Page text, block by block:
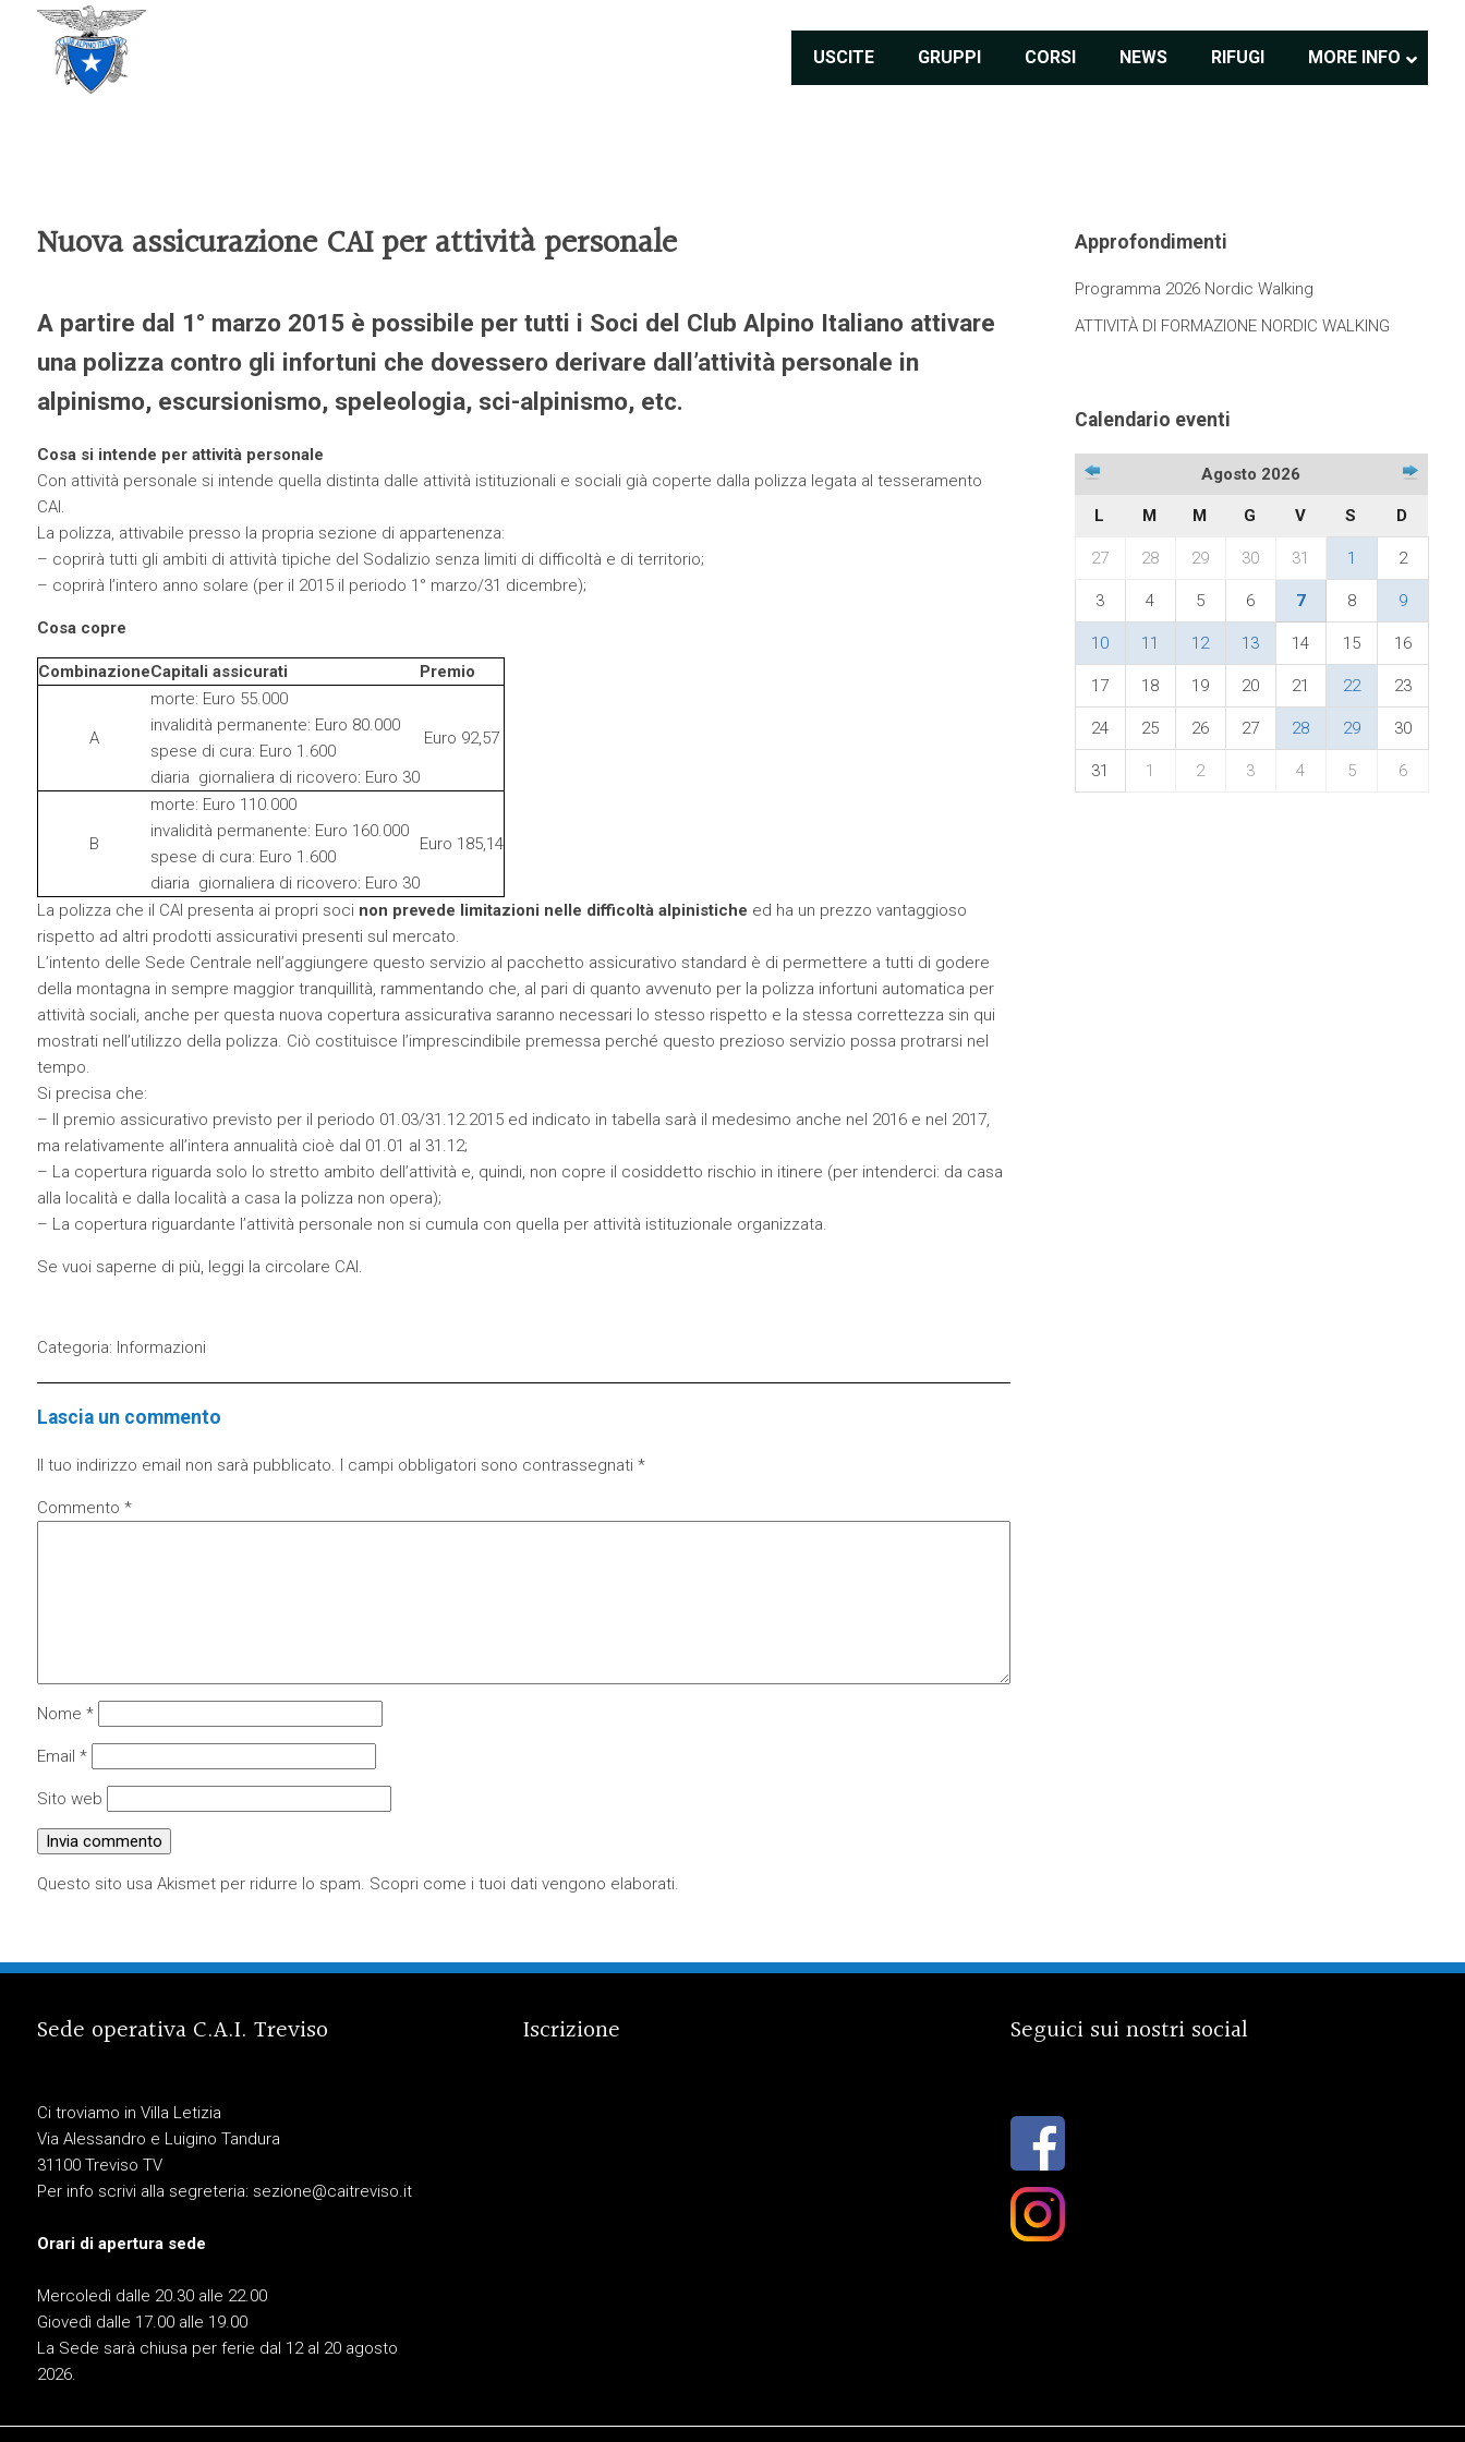
USCITE GRUPPI CORSI NEWS RIFUGI MORE INFO
Nuova assicurazione CAI per attività personale
A partire dal 1° marzo 2015 è possibile per tutti i Soci del Club Alpino Italiano attivare
una polizza contro gli infortuni che dovessero derivare dall’attività personale in
alpinismo, escursionismo, speleologia, sci-alpinismo, etc.
Cosa si intende per attività personale
Con attività personale si intende quella distinta dalle attività istituzionali e sociali già coperte dalla polizza legata al tesseramento
CAI.
La polizza, attivabile presso la propria sezione di appartenenza:
– coprirà tutti gli ambiti di attività tipiche del Sodalizio senza limiti di difficoltà e di territorio;
– coprirà l’intero anno solare (per il 2015 il periodo 1° marzo/31 dicembre);
Cosa copre
CombinazioneCapitali assicurati Premio
A
morte: Euro 55.000
invalidità permanente: Euro 80.000
spese di cura: Euro 1.600
diaria giornaliera di ricovero: Euro 30
Euro 92,57
B
morte: Euro 110.000
invalidità permanente: Euro 160.000
spese di cura: Euro 1.600
diaria giornaliera di ricovero: Euro 30
Euro 185,14
La polizza che il CAI presenta ai propri soci non prevede limitazioni nelle difficoltà alpinistiche ed ha un prezzo vantaggioso
rispetto ad altri prodotti assicurativi presenti sul mercato.
L’intento delle Sede Centrale nell’aggiungere questo servizio al pacchetto assicurativo standard è di permettere a tutti di godere
della montagna in sempre maggior tranquillità, rammentando che, al pari di quanto avvenuto per la polizza infortuni automatica per
attività sociali, anche per questa nuova copertura assicurativa saranno necessari lo stesso rispetto e la stessa correttezza sin qui
mostrati nell’utilizzo della polizza. Ciò costituisce l’imprescindibile premessa perché questo prezioso servizio possa protrarsi nel
tempo.
Si precisa che:
– Il premio assicurativo previsto per il periodo 01.03/31.12.2015 ed indicato in tabella sarà il medesimo anche nel 2016 e nel 2017,
ma relativamente all’intera annualità cioè dal 01.01 al 31.12;
– La copertura riguarda solo lo stretto ambito dell’attività e, quindi, non copre il cosiddetto rischio in itinere (per intenderci: da casa
alla località e dalla località a casa la polizza non opera);
– La copertura riguardante l’attività personale non si cumula con quella per attività istituzionale organizzata.
Se vuoi saperne di più, leggi la circolare CAI.
Categoria: Informazioni
Lascia un commento
Il tuo indirizzo email non sarà pubblicato. I campi obbligatori sono contrassegnati *
Commento *
Nome *
Email *
Sito web
Questo sito usa Akismet per ridurre lo spam. Scopri come i tuoi dati vengono elaborati.
Approfondimenti
Programma 2026 Nordic Walking
ATTIVITÀ DI FORMAZIONE NORDIC WALKING
Calendario eventi
Agosto 2026
L M M G V S D
27 28 29 30 31 1 2
3 4 5 6 7 8 9
10 11 12 13 14 15 16
17 18 19 20 21 22 23
24 25 26 27 28 29 30
31 1 2 3 4 5 6
Sede operativa C.A.I. Treviso
Ci troviamo in Villa Letizia
Via Alessandro e Luigino Tandura
31100 Treviso TV
Per info scrivi alla segreteria: sezione@caitreviso.it
Orari di apertura sede
Mercoledì dalle 20.30 alle 22.00
Giovedì dalle 17.00 alle 19.00
La Sede sarà chiusa per ferie dal 12 al 20 agosto
2026.
Iscrizione Seguici sui nostri social